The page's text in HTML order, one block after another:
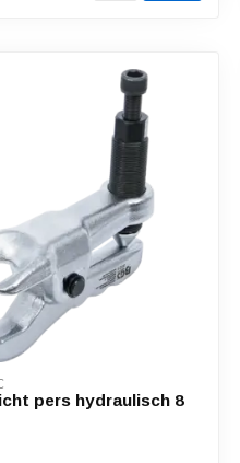
pers hydraulisch 8